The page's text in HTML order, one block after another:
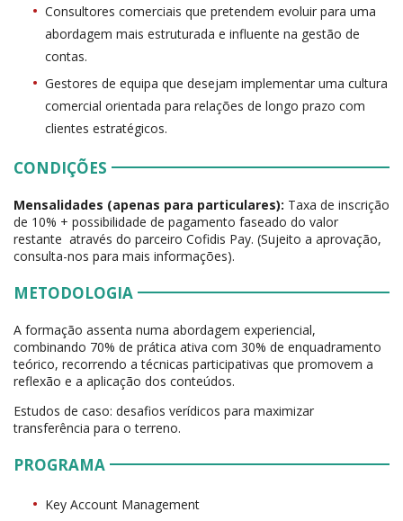
Consultores comerciais que pretendem evoluir para uma
abordagem mais estruturada e influente na gestão de
contas.
Gestores de equipa que desejam implementar uma cultura
comercial orientada para relações de longo prazo com
clientes estratégicos.
CONDIÇÕES
Mensalidades (apenas para particulares): Taxa de inscrição
de 10% + possibilidade de pagamento faseado do valor
restante através do parceiro Cofidis Pay. (Sujeito a aprovação,
consulta-nos para mais informações).
METODOLOGIA
A formação assenta numa abordagem experiencial,
combinando 70% de prática ativa com 30% de enquadramento
teórico, recorrendo a técnicas participativas que promovem a
reflexão e a aplicação dos conteúdos.
Estudos de caso: desafios verídicos para maximizar
transferência para o terreno.
PROGRAMA
Key Account Management